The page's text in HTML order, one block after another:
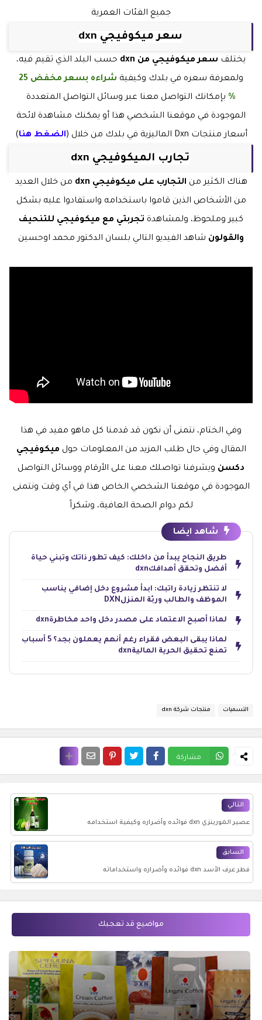
جميع الفئات العمرية
سعر ميكوفيجي dxn
يختلف سعر ميكوفيجي من dxn
حسب البلد الذي تقيم فيه،
ولمعرفة سعره في بلدك وكيفية
شراءه بسعر مخفض 25
% بإمكانك التواصل معنا عبر وسائل التواصل المتعددة
الموجودة في موقعنا الشخصي هذا أو يمكنك مشاهدة لائحة
أسعار منتجات Dxn الماليزية في بلدك من خلال (
الضغط هنا)
تجارب الميكوفيجي dxn
هناك الكثير من التجارب على ميكوفيجي dxn
من خلال العديد
من الأشخاص الذين قاموا باستخدامه واستفادوا عليه بشكل
كبير وملحوظ، ولمشاهدة تجربتي مع ميكوفيجي للتنحيف
والقولون شاهد الفيديو التالي بلسان الدكتور محمد اوحسين
وفي الختام، نتمنى أن نكون قد قدمنا كل ماهو مفيد في هذا
المقال وفي حال طلب المزيد من المعلومات حول ميكوفيجي
دكسن ويشرفنا تواصلك معنا على الأرقام ووسائل التواصل
الموجودة في موقعنا الشخصي الخاص هذا في أي وقت ونتمنى
لكم دوام الصحة العافية، وشكراً
شاهد ايضا
طريق النجاح يبدأ من داخلك: كيف تطور ذاتك وتبني حياة
أفضل وتحقق أهدافكdxn
لا تنتظر زيادة راتبك: ابدأ مشروع دخل إضافي يناسب
الموظف والطالب وربّة المنزلDXN
لماذا أصبح الاعتماد على مصدر دخل واحد مخاطرةdxn
لماذا يبقى البعض فقراء رغم أنهم يعملون بجد؟ 5 أسباب
تمنع تحقيق الحرية الماليةdxn
التسميات منتجات شركة dxn
مشاركة
التالي
عصير المورينزي dxn فوائده وأضراره وكيفية استخدامه
السابق
فطر عرف الأسد dxn فوائده وأضراره واستخداماته
مواضيع قد تعجبك